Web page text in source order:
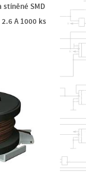
stíněné SMD
A 1000 ks